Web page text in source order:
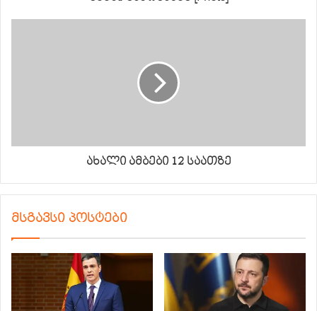
ახალი ამბები 12 საათზე
მსგავსი პოსტები